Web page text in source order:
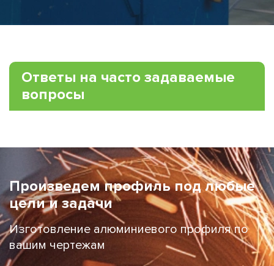
Ответы на часто задаваемые
вопросы
Произведем профиль под любые
цели и задачи
Изготовление алюминиевого профиля по
вашим чертежам